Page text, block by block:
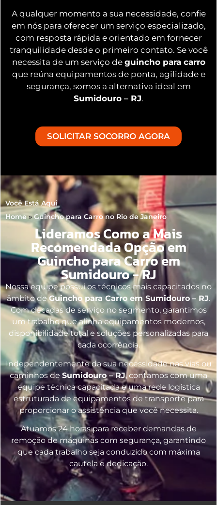
A qualquer momento a sua necessidade, confie
em nós para oferecer um serviço especializado,
com resposta rápida e orientado em fornecer
tranquilidade desde o primeiro contato. Se você
necessita de um serviço de guincho para carro
que reúna equipamentos de ponta, agilidade e
segurança, somos a alternativa ideal em
Sumidouro – RJ.
SOLICITAR SOCORRO AGORA
Você Está Aqui
Home» Guincho para Carro no Rio de Janeiro
Lideramos Como a Mais
Recomendada Opção em
Guincho para Carro em
Sumidouro - RJ
Nossa equipe possui os técnicos mais capacitados no
âmbito deGuincho para Carro em Sumidouro – RJ.
Com décadas de serviço no segmento, garantimos
um trabalho que alinha equipamentos modernos,
disponibilidade total e soluções personalizadas para
cada ocorrência.
Independentemente da sua necessidade nas vias ou
caminhos de Sumidouro – RJ, contamos com uma
equipe técnica capacitada e uma rede logística
estruturada de equipamentos de transporte para
proporcionar o assistência que você necessita.
Atuamos 24 horas para receber demandas de
remoção de máquinas com segurança, garantindo
que cada trabalho seja conduzido com máxima
cautela e dedicação.